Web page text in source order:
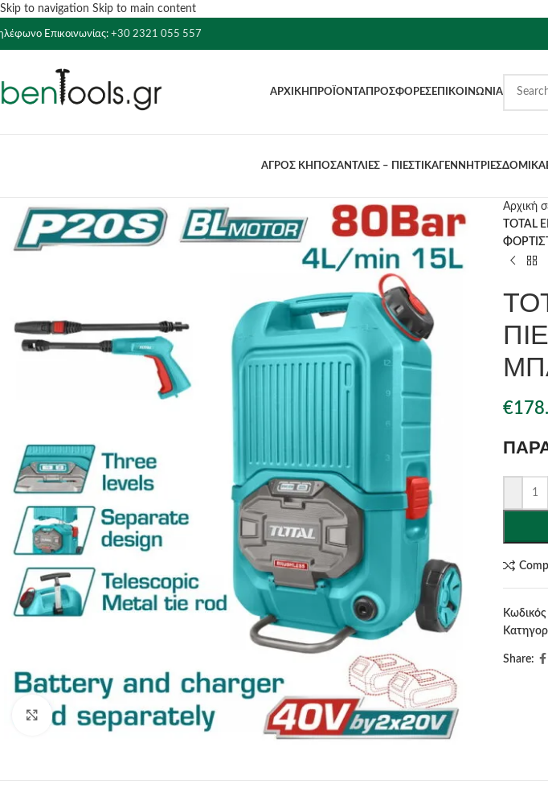
Skip to navigation Skip to main content
Επικοινωνίας: +30 2321 055 557
ΑΡΧΙΚΉ ΠΡΟΪΌΝΤΑ ΠΡΟΣΦΟΡΈΣΕΠΙΚΟΙΝΩΝΊΑ
ΑΓΡΟΣ ΚΗΠΟΣΑΝΤΛΙΕΣ – ΠΙΕΣΤΙΚΑ ΓΕΝΝΗΤΡΙΕΣΔΟΜΙΚΑ
Click to enlarge
Αρχική
€
Share: